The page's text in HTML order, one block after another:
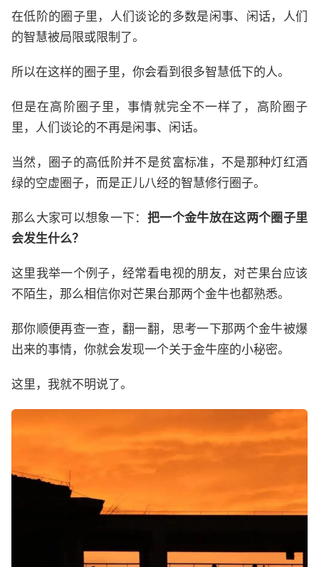
在低阶的圈子里，人们谈论的多数是闲事、闲话，人们
的智慧被局限或限制了。
所以在这样的圈子里，你会看到很多智慧低下的人。
但是在高阶圈子里，事情就完全不一样了，高阶圈子
里，人们谈论的不再是闲事、闲话。
当然，圈子的高低阶并不是贫富标准，不是那种灯红酒
绿的空虚圈子，而是正儿八经的智慧修行圈子。
那么大家可以想象一下： 把一个金牛放在这两个圈子里
会发生什么？
这里我举一个例子，经常看电视的朋友，对芒果台应该
不陌生，那么相信你对芒果台那两个金牛也都熟悉。
那你顺便再查一查，翻一翻，思考一下那两个金牛被爆
出来的事情，你就会发现一个关于金牛座的小秘密。
这里，我就不明说了。